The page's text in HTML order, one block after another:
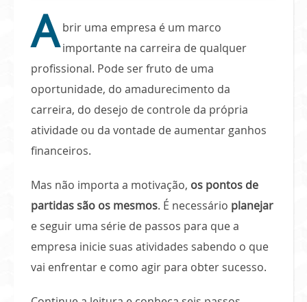
A brir uma empresa é um marco
importante na carreira de qualquer
profissional. Pode ser fruto de uma
oportunidade, do amadurecimento da
carreira, do desejo de controle da própria
atividade ou da vontade de aumentar ganhos
financeiros.
Mas não importa a motivação, os pontos de
partidas são os mesmos. É necessário planejar
e seguir uma série de passos para que a
empresa inicie suas atividades sabendo o que
vai enfrentar e como agir para obter sucesso.